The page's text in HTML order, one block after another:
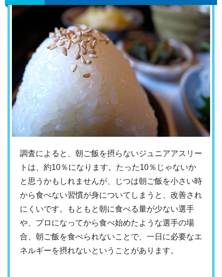
調査によると、朝ご飯を摂らないジュニアアスリー
トは、約10％になります。たった10％じゃないか
と思うかもしれませんが、じつは朝ご飯を小さい時
から食べない習慣が身についてしまうと、改善され
にくいです。もともと朝に食べる量が少ない選手
や、プロになってから食べ始めたような選手の場
合、朝ご飯を食べられないことで、一日に必要なエ
ネルギーを摂れないということがあります。